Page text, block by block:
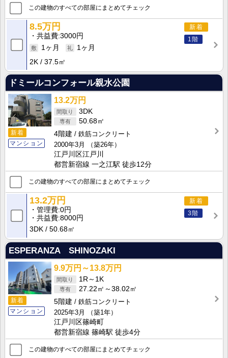
この建物のすべての部屋にまとめてチェック
新着
1階
8.5万円
共益費 3000円
1ヶ月
1ヶ月
2K
37.5㎡
ドミールコンフォール親水公園
新着
マンション
13.2万円
3DK
50.68㎡
4階建
鉄筋コンクリート
2000年3月
（築26年）
江戸川区江戸川
都営新宿線 一之江駅 徒歩12分
この建物のすべての部屋にまとめてチェック
新着
3階
13.2万円
管理費 0円
共益費 8000円
3DK
50.68㎡
ESPERANZA SHINOZAKI
新着
マンション
9.9万円～13.8万円
1R～1K
27.22㎡～38.02㎡
5階建
鉄筋コンクリート
2025年3月
（築1年）
江戸川区篠崎町
都営新宿線 篠崎駅 徒歩4分
この建物のすべての部屋にまとめてチェック